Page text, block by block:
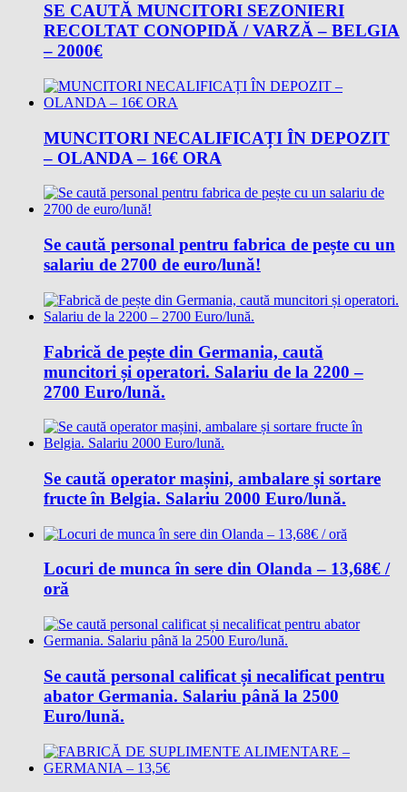
SE CAUTĂ MUNCITORI SEZONIERI
RECOLTAT CONOPIDĂ / VARZĂ – BELGIA
– 2000€
MUNCITORI NECALIFICAȚI ÎN DEPOZIT
– OLANDA – 16€ ORA
Se caută personal pentru fabrica de pește cu un
salariu de 2700 de euro/lună!
Fabrică de pește din Germania, caută
muncitori și operatori. Salariu de la 2200 –
2700 Euro/lună.
Se caută operator mașini, ambalare și sortare
fructe în Belgia. Salariu 2000 Euro/lună.
Locuri de munca în sere din Olanda – 13,68€ /
oră
Se caută personal calificat și necalificat pentru
abator Germania. Salariu până la 2500
Euro/lună.